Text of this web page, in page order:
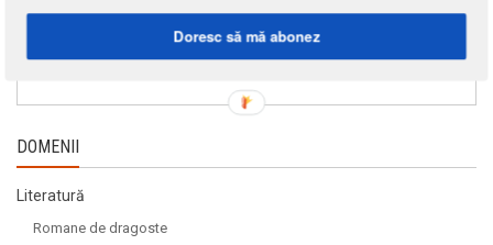
DOMENII
Literatură
Romane de dragoste
Doresc să mă abonez